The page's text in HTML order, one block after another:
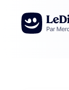
Aller au contenu